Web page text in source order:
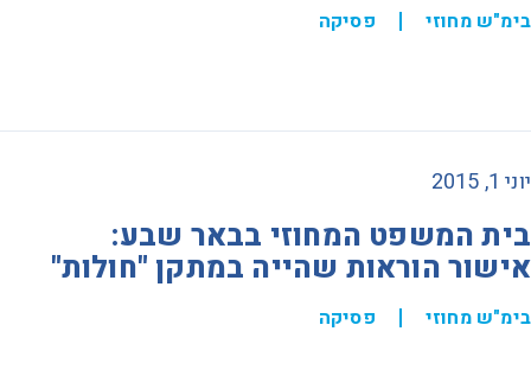
בימ"ש מחוזי פסיקה
יוני 1, 2015
בית המשפט המחוזי בבאר שבע:
אישור הוראות שהייה במתקן "חולות"
בימ"ש מחוזי פסיקה